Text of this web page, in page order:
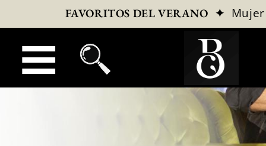
FAVORITOS DEL VERANO ✦ Mujer